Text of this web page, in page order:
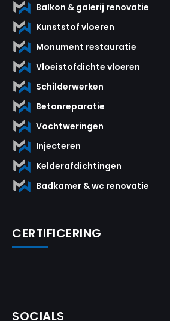
Balkon & galerij renovatie
Kunststof vloeren
Monument restauratie
Vloeistofdichte vloeren
Schilderwerken
Betonreparatie
Vochtweringen
Injecteren
Kelderafdichtingen
Badkamer & wc renovatie
CERTIFICERING
SOCIALS